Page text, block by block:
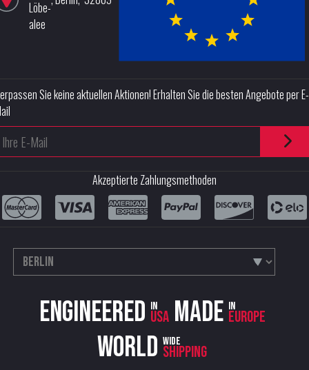
Löbe-
alee
Sie keine aktuellen Aktionen! Erhalten Sie die besten Angebote per E-
Akzeptierte Zahlungsmethoden
Engineered in
USA Made in
Europe
World wide
shipping